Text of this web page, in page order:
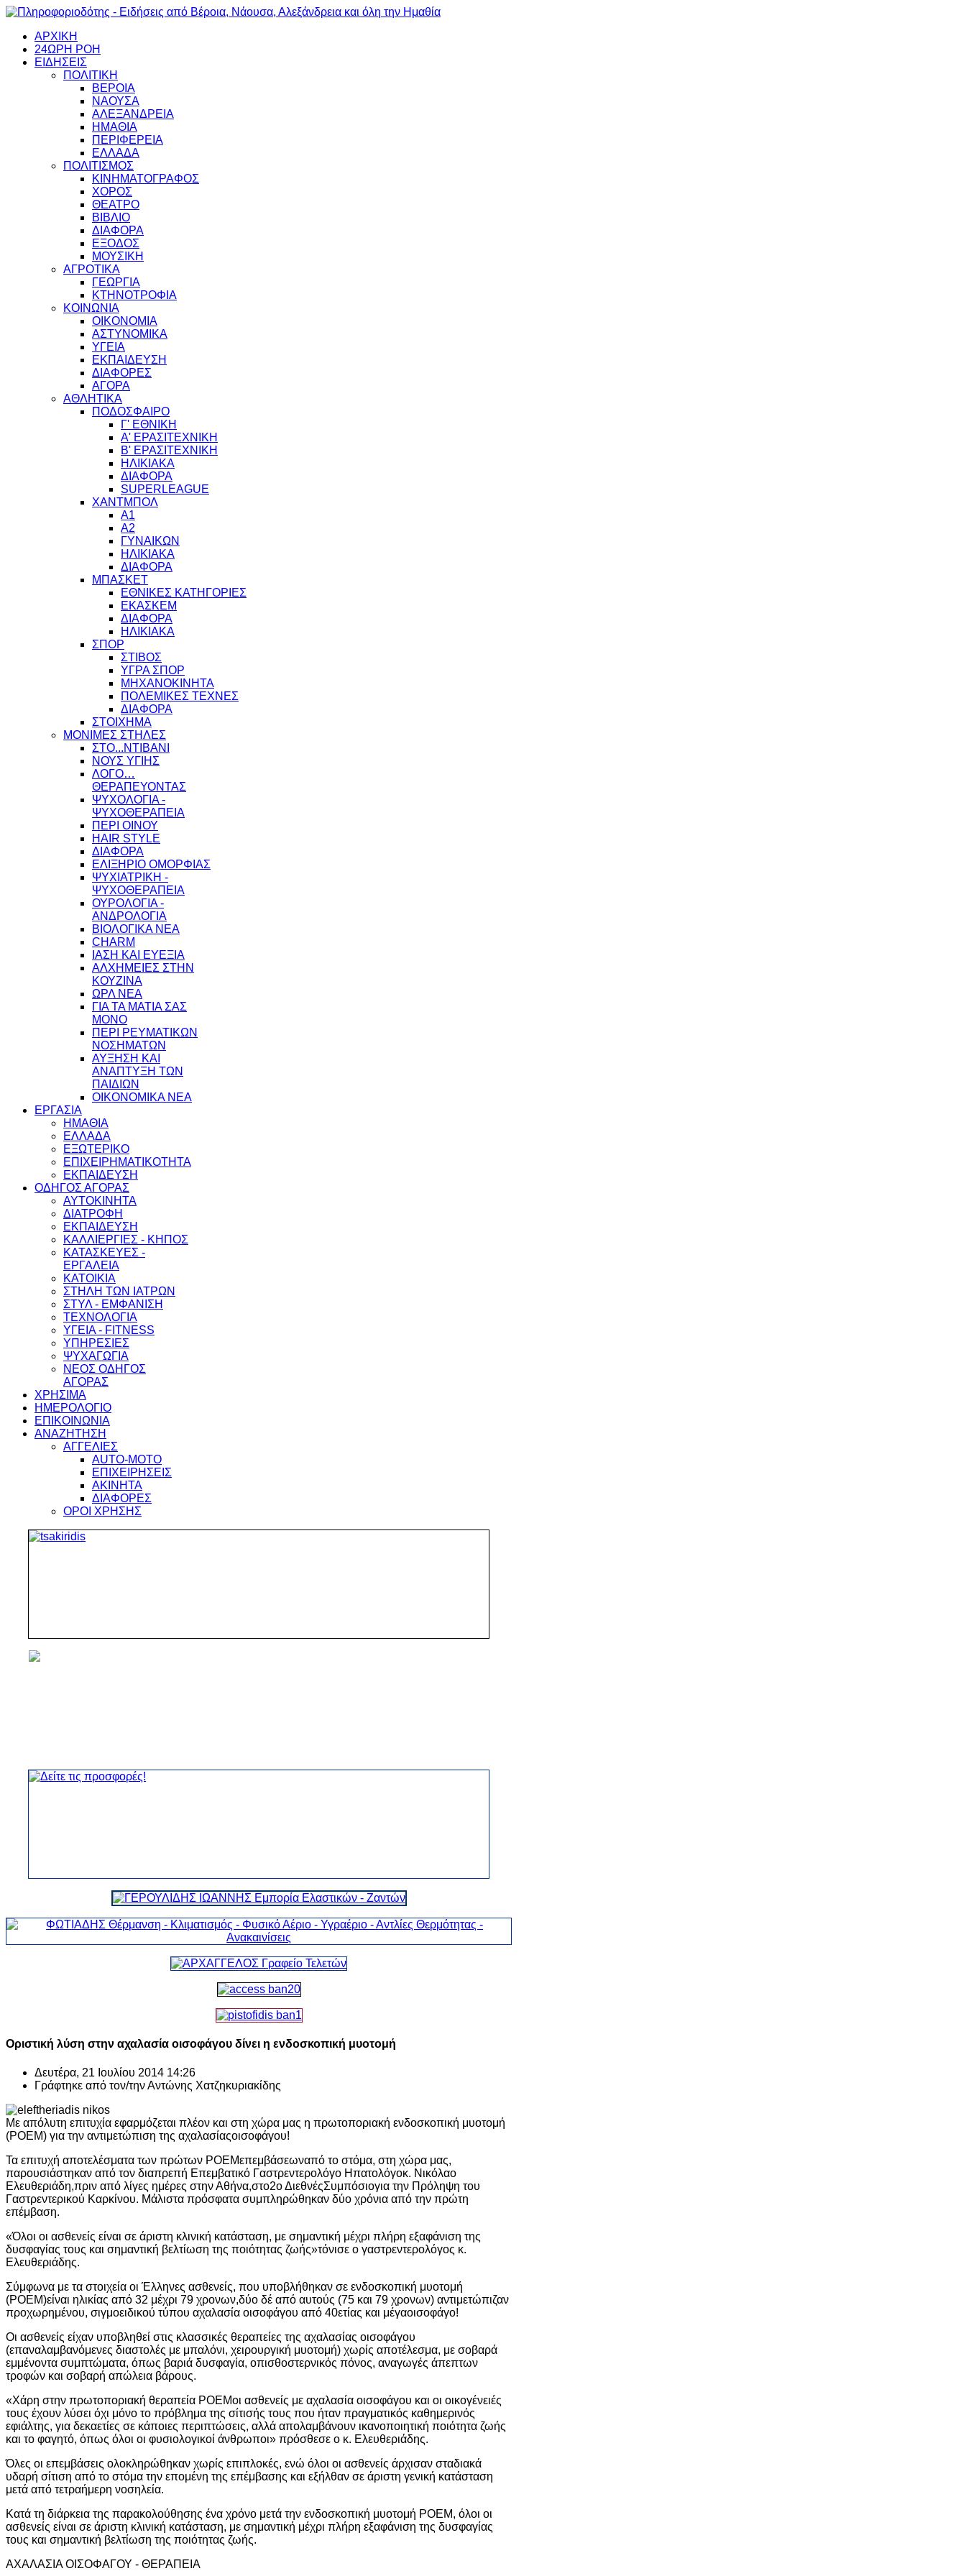
ΑΡΧΙΚΗ
24ΩΡΗ ΡΟΗ
ΕΙΔΗΣΕΙΣ
ΠΟΛΙΤΙΚΗ
ΒΕΡΟΙΑ
ΝΑΟΥΣΑ
ΑΛΕΞΑΝΔΡΕΙΑ
ΗΜΑΘΙΑ
ΠΕΡΙΦΕΡΕΙΑ
ΕΛΛΑΔΑ
ΠΟΛΙΤΙΣΜΟΣ
ΚΙΝΗΜΑΤΟΓΡΑΦΟΣ
ΧΟΡΟΣ
ΘΕΑΤΡΟ
ΒΙΒΛΙΟ
ΔΙΑΦΟΡΑ
ΕΞΟΔΟΣ
ΜΟΥΣΙΚΗ
ΑΓΡΟΤΙΚΑ
ΓΕΩΡΓΙΑ
ΚΤΗΝΟΤΡΟΦΙΑ
ΚΟΙΝΩΝΙΑ
ΟΙΚΟΝΟΜΙΑ
ΑΣΤΥΝΟΜΙΚΑ
ΥΓΕΙΑ
ΕΚΠΑΙΔΕΥΣΗ
ΔΙΑΦΟΡΕΣ
ΑΓΟΡΑ
ΑΘΛΗΤΙΚΑ
ΠΟΔΟΣΦΑΙΡΟ
Γ' ΕΘΝΙΚΗ
Α' ΕΡΑΣΙΤΕΧΝΙΚΗ
Β' ΕΡΑΣΙΤΕΧΝΙΚΗ
ΗΛΙΚΙΑΚΑ
ΔΙΑΦΟΡΑ
SUPERLEAGUE
ΧΑΝΤΜΠΟΛ
Α1
Α2
ΓΥΝΑΙΚΩΝ
ΗΛΙΚΙΑΚΑ
ΔΙΑΦΟΡΑ
ΜΠΑΣΚΕΤ
ΕΘΝΙΚΕΣ ΚΑΤΗΓΟΡΙΕΣ
ΕΚΑΣΚΕΜ
ΔΙΑΦΟΡΑ
ΗΛΙΚΙΑΚΑ
ΣΠΟΡ
ΣΤΙΒΟΣ
ΥΓΡΑ ΣΠΟΡ
ΜΗΧΑΝΟΚΙΝΗΤΑ
ΠΟΛΕΜΙΚΕΣ ΤΕΧΝΕΣ
ΔΙΑΦΟΡΑ
ΣΤΟΙΧΗΜΑ
ΜΟΝΙΜΕΣ ΣΤΗΛΕΣ
ΣΤΟ...ΝΤΙΒΑΝΙ
ΝΟΥΣ ΥΓΙΗΣ
ΛΟΓΟ…
ΘΕΡΑΠΕΥΟΝΤΑΣ
ΨΥΧΟΛΟΓΙΑ -
ΨΥΧΟΘΕΡΑΠΕΙΑ
ΠΕΡΙ ΟΙΝΟΥ
HAIR STYLE
ΔΙΑΦΟΡΑ
ΕΛΙΞΗΡΙΟ ΟΜΟΡΦΙΑΣ
ΨΥΧΙΑΤΡΙΚΗ -
ΨΥΧΟΘΕΡΑΠΕΙΑ
ΟΥΡΟΛΟΓΙΑ -
ΑΝΔΡΟΛΟΓΙΑ
ΒΙΟΛΟΓΙΚΑ ΝΕΑ
CHARM
ΙΑΣΗ ΚΑΙ ΕΥΕΞΙΑ
ΑΛΧΗΜΕΙΕΣ ΣΤΗΝ
ΚΟΥΖΙΝΑ
ΩΡΛ ΝEA
ΓΙΑ ΤΑ ΜΑΤΙΑ ΣΑΣ
ΜΟΝΟ
ΠΕΡΙ ΡΕΥΜΑΤΙΚΩΝ
ΝΟΣΗΜΑΤΩΝ
ΑΥΞΗΣΗ ΚΑΙ
ΑΝΑΠΤΥΞΗ ΤΩΝ
ΠΑΙΔΙΩΝ
ΟΙΚΟΝΟΜΙΚΑ ΝΕΑ
ΕΡΓΑΣΙΑ
ΗΜΑΘΙΑ
ΕΛΛΑΔΑ
ΕΞΩΤΕΡΙΚΟ
ΕΠΙΧΕΙΡΗΜΑΤΙΚΟΤΗΤΑ
ΕΚΠΑΙΔΕΥΣΗ
ΟΔΗΓΟΣ ΑΓΟΡΑΣ
ΑΥΤΟΚΙΝΗΤΑ
ΔΙΑΤΡΟΦΗ
ΕΚΠΑΙΔΕΥΣΗ
ΚΑΛΛΙΕΡΓΙΕΣ - ΚΗΠΟΣ
ΚΑΤΑΣΚΕΥΕΣ -
ΕΡΓΑΛΕΙΑ
ΚΑΤΟΙΚΙΑ
ΣΤΗΛΗ ΤΩΝ ΙΑΤΡΩΝ
ΣΤΥΛ - ΕΜΦΑΝΙΣΗ
ΤΕΧΝΟΛΟΓΙΑ
ΥΓΕΙΑ - FITNESS
ΥΠΗΡΕΣΙΕΣ
ΨΥΧΑΓΩΓΙΑ
ΝΕΟΣ ΟΔΗΓΟΣ
ΑΓΟΡΑΣ
ΧΡΗΣΙΜΑ
ΗΜΕΡΟΛΟΓΙΟ
ΕΠΙΚΟΙΝΩΝΙΑ
ΑΝΑΖΗΤΗΣΗ
ΑΓΓΕΛΙΕΣ
AUTO-MOTO
ΕΠΙΧΕΙΡΗΣΕΙΣ
ΑΚΙΝΗΤΑ
ΔΙΑΦΟΡΕΣ
ΟΡΟΙ ΧΡΗΣΗΣ
Οριστική λύση στην αχαλασία οισοφάγου δίνει η ενδοσκοπική μυοτομή
Δευτέρα, 21 Ιουλίου 2014 14:26
Γράφτηκε από τον/τηνΑντώνης Χατζηκυριακίδης
Με απόλυτη επιτυχία εφαρμόζεται πλέον και στη χώρα μας η πρωτοποριακή ενδοσκοπική μυοτομή
(POEM) για την αντιμετώπιση της αχαλασίαςοισοφάγου!
Τα επιτυχή αποτελέσματα των πρώτων POEMεπεμβάσεωναπό το στόμα, στη χώρα μας,
παρουσιάστηκαν από τον διαπρεπή Επεμβατικό Γαστρεντερολόγο Ηπατολόγοκ. Νικόλαο
Ελευθεριάδη,πριν από λίγες ημέρες στην Αθήνα,στο2ο ΔιεθνέςΣυμπόσιογια την Πρόληψη του
Γαστρεντερικού Καρκίνου. Μάλιστα πρόσφατα συμπληρώθηκαν δύο χρόνια από την πρώτη
επέμβαση.
«Όλοι οι ασθενείς είναι σε άριστη κλινική κατάσταση, με σημαντική μέχρι πλήρη εξαφάνιση της
δυσφαγίας τους και σημαντική βελτίωση της ποιότητας ζωής»τόνισε ο γαστρεντερολόγος κ.
Ελευθεριάδης.
Σύμφωνα με τα στοιχεία οι Έλληνες ασθενείς, που υποβλήθηκαν σε ενδοσκοπική μυοτομή
(POEM)είναι ηλικίας από 32 μέχρι 79 χρονων,δύο δέ από αυτούς (75 και 79 χρονων) αντιμετώπιζαν
προχωρημένου, σιγμοειδικού τύπου αχαλασία οισοφάγου από 40ετίας και μέγαοισοφάγο!
Οι ασθενείς είχαν υποβληθεί στις κλασσικές θεραπείες της αχαλασίας οισοφάγου
(επαναλαμβανόμενες διαστολές με μπαλόνι, χειρουργική μυοτομή) χωρίς αποτέλεσμα, με σοβαρά
εμμένοντα συμπτώματα, όπως βαριά δυσφαγία, οπισθοστερνικός πόνος, αναγωγές άπεπτων
τροφών και σοβαρή απώλεια βάρους.
«Χάρη στην πρωτοποριακή θεραπεία POEMοι ασθενείς με αχαλασία οισοφάγου και οι οικογένειές
τους έχουν λύσει όχι μόνο το πρόβλημα της σίτισής τους που ήταν πραγματικός καθημερινός
εφιάλτης, για δεκαετίες σε κάποιες περιπτώσεις, αλλά απολαμβάνουν ικανοποιητική ποιότητα ζωής
και το φαγητό, όπως όλοι οι φυσιολογικοί άνθρωποι» πρόσθεσε ο κ. Ελευθεριάδης.
Όλες οι επεμβάσεις ολοκληρώθηκαν χωρίς επιπλοκές, ενώ όλοι οι ασθενείς άρχισαν σταδιακά
υδαρή σίτιση από το στόμα την επομένη της επέμβασης και εξήλθαν σε άριστη γενική κατάσταση
μετά από τετραήμερη νοσηλεία.
Κατά τη διάρκεια της παρακολούθησης ένα χρόνο μετά την ενδοσκοπική μυοτομή POEM, όλοι οι
ασθενείς είναι σε άριστη κλινική κατάσταση, με σημαντική μέχρι πλήρη εξαφάνιση της δυσφαγίας
τους και σημαντική βελτίωση της ποιότητας ζωής.
ΑΧΑΛΑΣΙΑ ΟΙΣΟΦΑΓΟΥ - ΘΕΡΑΠΕΙΑ